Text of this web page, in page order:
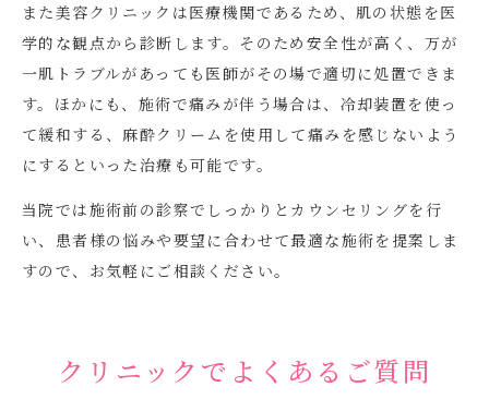
また美容クリニックは医療機関であるため、肌の状態を医
学的な観点から診断します。そのため安全性が高く、万が
一肌トラブルがあっても医師がその場で適切に処置できま
す。ほかにも、施術で痛みが伴う場合は、冷却装置を使っ
て緩和する、麻酔クリームを使用して痛みを感じないよう
にするといった治療も可能です。
当院では施術前の診察でしっかりとカウンセリングを行
い、患者様の悩みや要望に合わせて最適な施術を提案しま
すので、お気軽にご相談ください。
クリニックでよくあるご質問